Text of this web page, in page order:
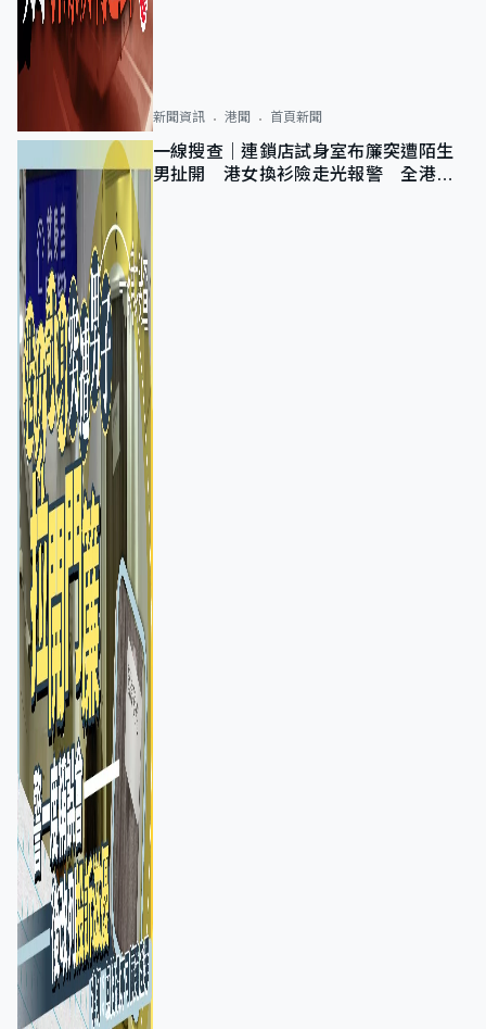
新聞資訊 港聞 首頁新聞
一線搜查｜連鎖店試身室布簾突遭陌生
男扯開 港女換衫險走光報警 全港分